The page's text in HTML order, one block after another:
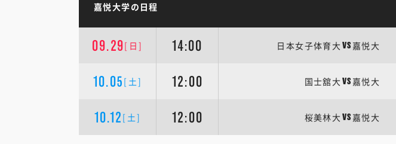
嘉悦大学の日程
09.29[日] 14:00 日本女子体育大 VS 嘉悦大
10.05 [土] 12:00 国士舘大 VS 嘉悦大
10.12 [土] 12:00 桜美林大 VS 嘉悦大